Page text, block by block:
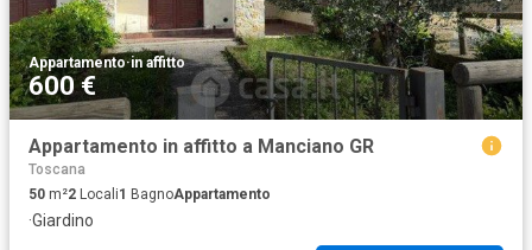
Appartamento·in affitto
600 €
Appartamento in affitto a Manciano GR
Toscana
50 m²2 Locali1 BagnoAppartamento
·Giardino